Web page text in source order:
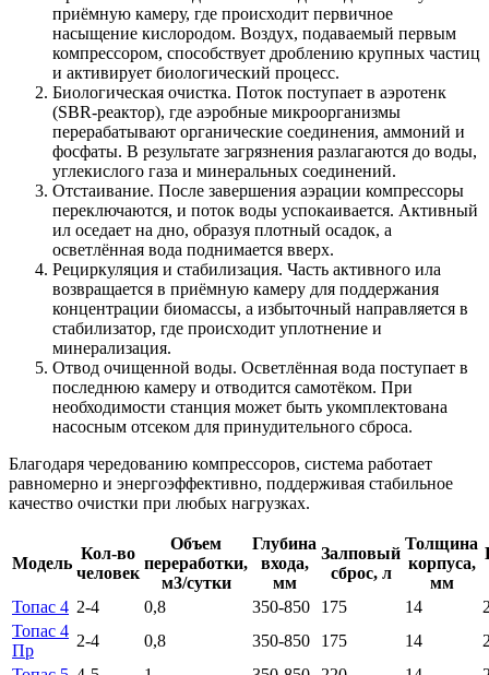
приёмную камеру, где происходит первичное
насыщение кислородом. Воздух, подаваемый первым
компрессором, способствует дроблению крупных частиц
и активирует биологический процесс.
Биологическая очистка. Поток поступает в аэротенк
(SBR-реактор), где аэробные микроорганизмы
перерабатывают органические соединения, аммоний и
фосфаты. В результате загрязнения разлагаются до воды,
углекислого газа и минеральных соединений.
Отстаивание. После завершения аэрации компрессоры
переключаются, и поток воды успокаивается. Активный
ил оседает на дно, образуя плотный осадок, а
осветлённая вода поднимается вверх.
Рециркуляция и стабилизация. Часть активного ила
возвращается в приёмную камеру для поддержания
концентрации биомассы, а избыточный направляется в
стабилизатор, где происходит уплотнение и
минерализация.
Отвод очищенной воды. Осветлённая вода поступает в
последнюю камеру и отводится самотёком. При
необходимости станция может быть укомплектована
насосным отсеком для принудительного сброса.
Благодаря чередованию компрессоров, система работает
равномерно и энергоэффективно, поддерживая стабильное
качество очистки при любых нагрузках.
Модель
Кол-во
человек
Объем
переработки,
м3/сутки
Глубина
входа,
мм
Залповый
сброс, л
Толщина
корпуса,
мм
Топас 4 2-4 0,8 350-850 175 14
Топас 4
Пр
2-4 0,8 350-850 175 14